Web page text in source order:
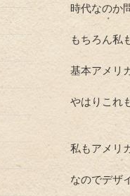
時代なのか
もちろん私
基本アメリ
やはりこれ
私もアメリ
なのでデザ